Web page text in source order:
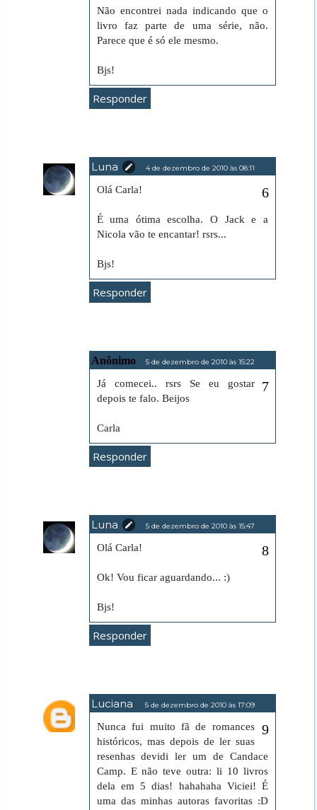
Não encontrei nada indicando que o
livro faz parte de uma série, não.
Parece que é só ele mesmo.
Bjs!
Responder
Luna 4 de dezembro de 2010 às 08:11
Olá Carla!
É uma ótima escolha. O Jack e a
Nicola vão te encantar! rsrs...
Bjs!
Responder
Anônimo 5 de dezembro de 2010 às 15:22
Já comecei.. rsrs Se eu gostar
depois te falo. Beijos
Carla
Responder
Luna 5 de dezembro de 2010 às 15:47
Olá Carla!
Ok! Vou ficar aguardando... :)
Bjs!
Responder
Luciana 5 de dezembro de 2010 às 17:09
Nunca fui muito fã de romances
históricos, mas depois de ler suas
resenhas devidi ler um de Candace
Camp. E não teve outra: li 10 livros
dela em 5 dias! hahahaha Viciei! É
uma das minhas autoras favoritas :D